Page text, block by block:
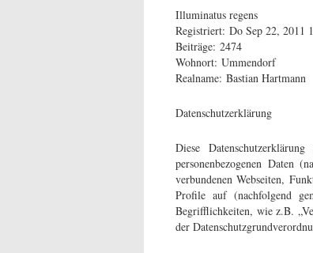
Illuminatus regens
Registriert: Do Sep 22, 2011
Beiträge: 2474
Wohnort: Ummendorf
Realname: Bastian Hartmann
Datenschutzerklärung
Diese
personenbezogenen Daten
verbundenen Webseiten,
Profile auf (nachfolgend
Begrifflichkeiten, wie z.B.
der